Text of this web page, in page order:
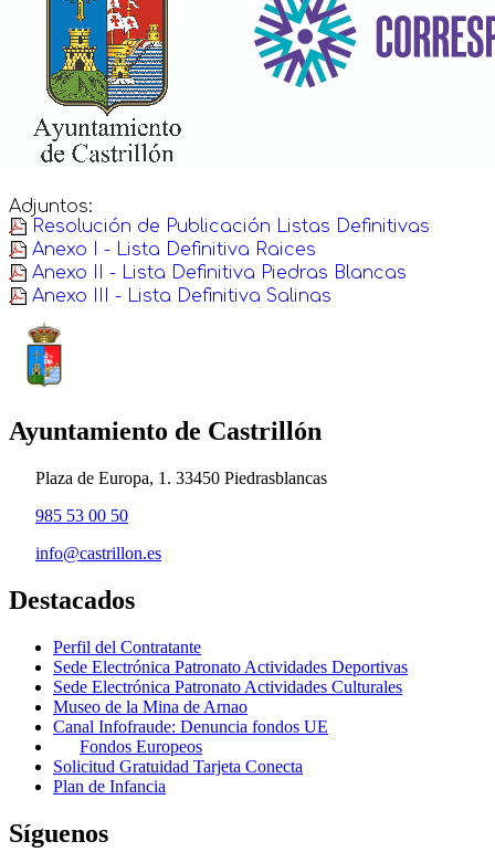
Adjuntos:
Resolución de Publicación Listas Definitivas
Anexo I - Lista Definitiva Raices
Anexo II - Lista Definitiva Piedras Blancas
Anexo III - Lista Definitiva Salinas
Ayuntamiento de Castrillón
Plaza de Europa, 1. 33450 Piedrasblancas
985 53 00 50
info@castrillon.es
Destacados
Perfil del Contratante
Sede Electrónica Patronato Actividades Deportivas
Sede Electrónica Patronato Actividades Culturales
Museo de la Mina de Arnao
Canal Infofraude: Denuncia fondos UE
Fondos Europeos
Solicitud Gratuidad Tarjeta Conecta
Plan de Infancia
Síguenos